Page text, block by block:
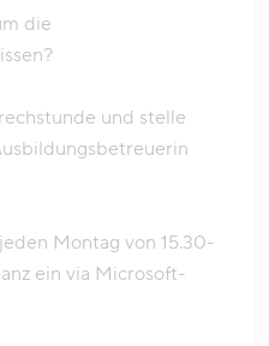
die
und stelle
Montag von 15.30-
ein via Microsoft-